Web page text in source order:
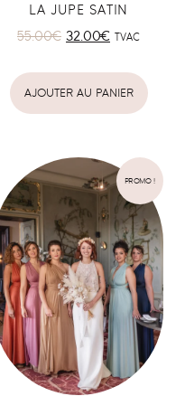
LA JUPE SATIN
55.00€ 32.00€ TVAC
AJOUTER AU PANIER
PROMO !